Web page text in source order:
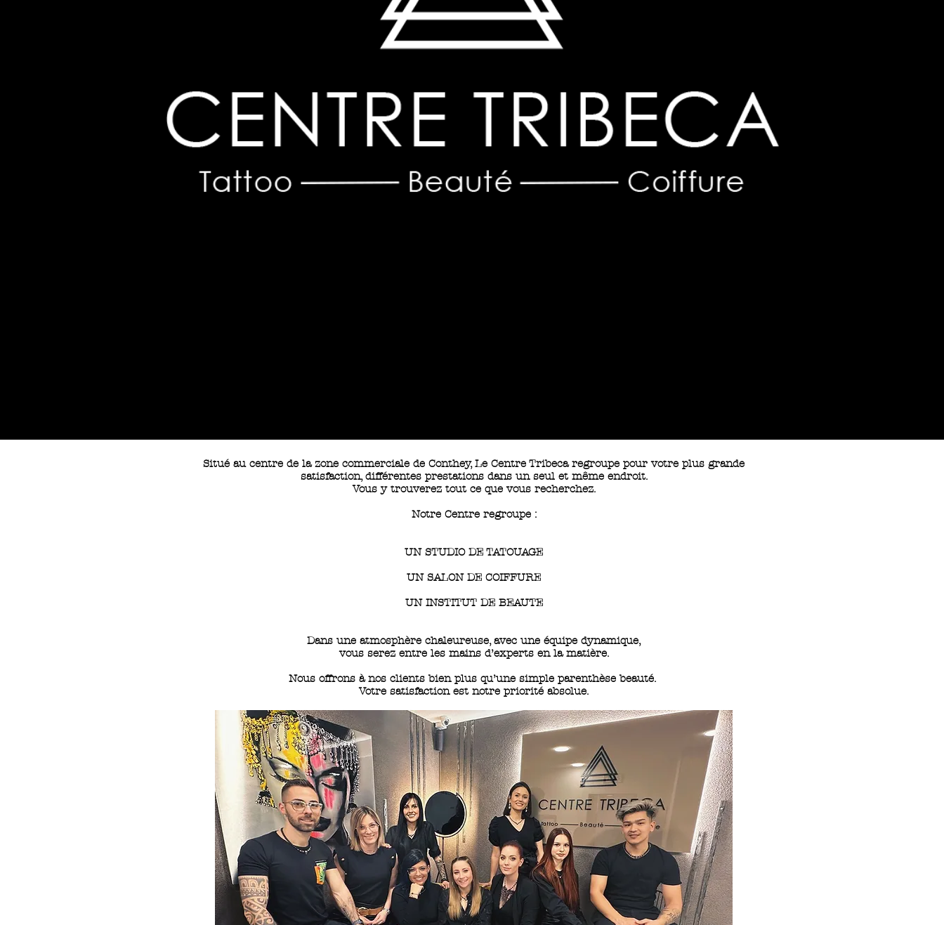
Situé au centre de la zone commerciale de Conthey, Le Centre Tribeca regroupe pour votre plus grande
satisfaction, différentes prestations dans un seul et même endroit.
Vous y trouverez tout ce que vous recherchez.
Notre Centre regroupe :
UN STUDIO DE TATOUAGE
UN SALON DE COIFFURE
UN INSTITUT DE BEAUTE
Dans une atmosphère chaleureuse, avec une équipe dynamique,
vous serez entre les mains d’experts en la matière.
Nous offrons à nos clients bien plus qu’une simple parenthèse beauté.
Votre satisfaction est notre priorité absolue.